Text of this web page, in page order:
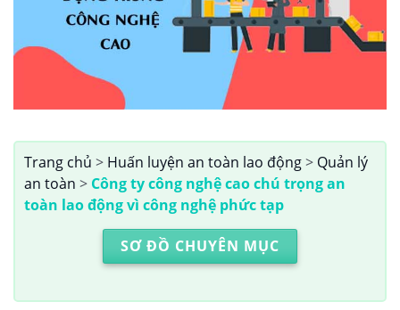
Trang chủ > Huấn luyện an toàn lao động> Quản lý
an toàn > Công ty công nghệ cao chú trọng an
toàn lao động vì công nghệ phức tạp
SƠ ĐỒ CHUYÊN MỤC